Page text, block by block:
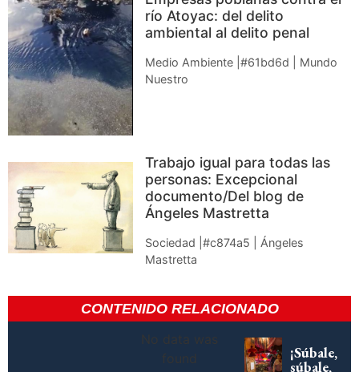
río Atoyac: del delito
ambiental al delito penal
Medio Ambiente |#61bd6d | Mundo
Nuestro
Trabajo igual para todas las
personas: Excepcional
documento/Del blog de
Ángeles Mastretta
Sociedad |#c874a5 | Ángeles
Mastretta
CONTENIDO RELACIONADO
No data was
found
¡Súbale,
súbale,